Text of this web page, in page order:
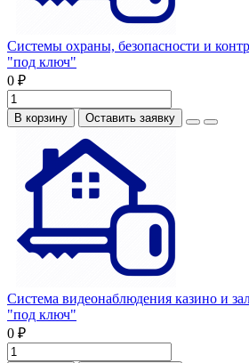
Системы охраны, безопасности и
"под ключ"
0 ₽
В корзину Оставить заявку
Система видеонаблюдения казино и
"под ключ"
0 ₽